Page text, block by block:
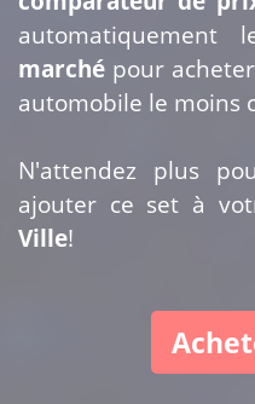
automatiquement
marché pour
automobile le moins
N'attendez plus
ajouter ce set à
Ville!